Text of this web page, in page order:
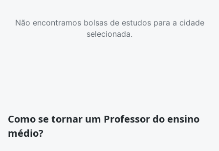
Não encontramos bolsas de estudos para a cidade
selecionada.
Como se tornar um Professor do ensino
médio?